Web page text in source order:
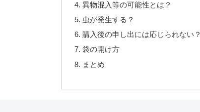
異物混入等の可能性とは？
虫が発生する？
購入後の申し出には応じられない？
袋の開け方
まとめ